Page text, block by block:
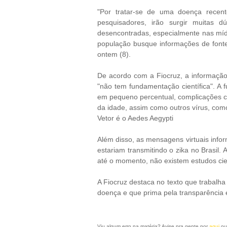
"Por tratar-se de uma doença
pesquisadores, irão surgir muitas
desencontradas, especialmente nas
população busque informações de
ontem (8).
De acordo com a Fiocruz, a
"não tem fundamentação científica". A
em pequeno percentual, complicações
da idade, assim como outros vírus,
Vetor é o Aedes Aegypti
Além disso, as mensagens virtuais
estariam transmitindo o zika no Brasil.
até o momento, não existem estudos
A Fiocruz destaca no texto que
doença e que prima pela